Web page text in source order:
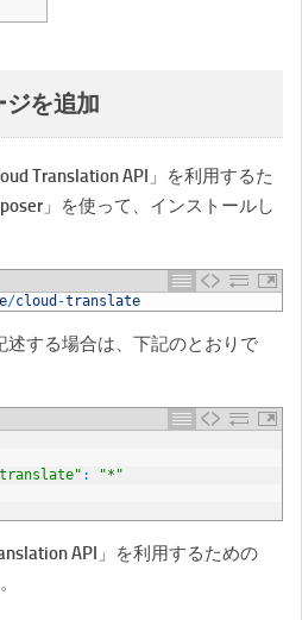
ジを追加
Translation API」を利用するた
」を使って、インストールし
/cloud -translate
述する場合は、下記のとおりで
:
"*"
API」を利用するための